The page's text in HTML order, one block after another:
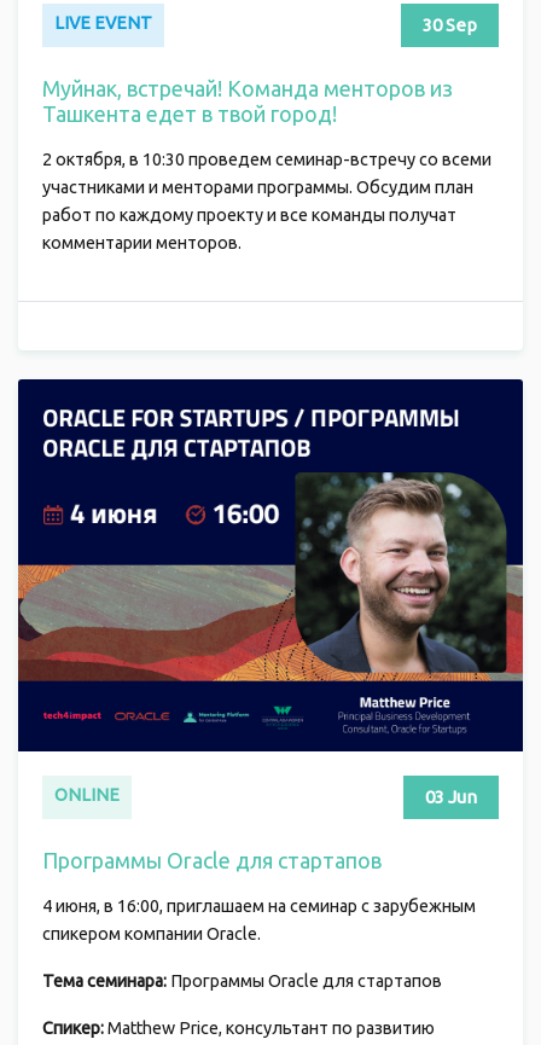
LIVE EVENT 30 Sep
Муйнак, встречай! Команда менторов из
Ташкента едет в твой город!
2 октября, в 10:30 проведем семинар-встречу со всеми
участниками и менторами программы. Обсудим план
работ по каждому проекту и все команды получат
комментарии менторов.
ONLINE 03 Jun
Программы Oracle для стартапов
4 июня, в 16:00, приглашаем на семинар с зарубежным
спикером компании Oracle.
Тема семинара: Программы Oracle для стартапов
Спикер:Matthew Price, консультант по развитию